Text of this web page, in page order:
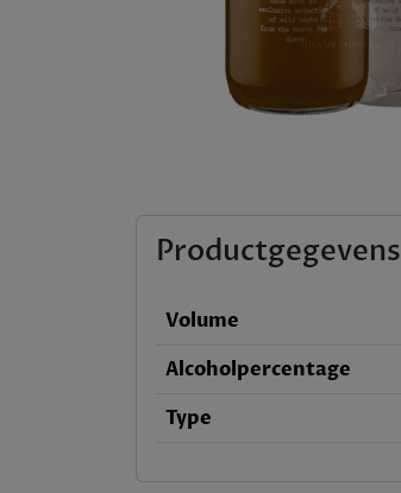
Productgegevens
Volume
Alcoholpercentage
Type